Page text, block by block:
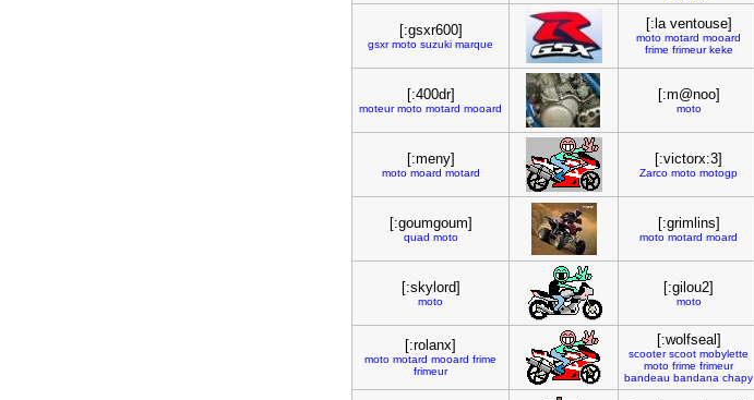
[:gsxr600]
gsxr moto suzuki marque
[:la ventouse]
moto motard mooard
frime frimeur keke
[:400dr]
moteur moto motard mooard
[:m@noo]
moto
[:meny]
moto moard motard
[:victorx:3]
Zarco moto motogp
[:goumgoum]
quad moto
[:grimlins]
moto motard moard
[:skylord]
moto
[:gilou2]
moto
[:rolanx]
moto motard mooard frime
frimeur
[:wolfseal]
scooter scoot mobylette
moto frime frimeur
bandeau bandana chapy